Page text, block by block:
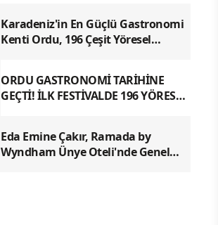
Karadeniz'in En Güçlü Gastronomi
Kenti Ordu, 196 Çeşit Yöresel
ORDU GASTRONOMİ TARİHİNE
GEÇTİ! İLK FESTİVALDE 196 YÖRESEL
Eda Emine Çakır, Ramada by
Wyndham Ünye Oteli'nde Genel